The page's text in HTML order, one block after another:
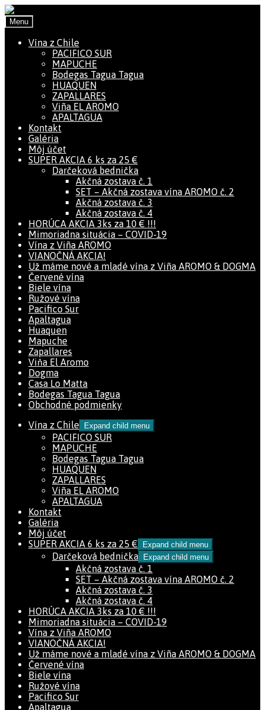
Menu
Vína z Chile
PACIFICO SUR
MAPUCHE
Bodegas Tagua Tagua
HUAQUEN
ZAPALLARES
Viña EL AROMO
APALTAGUA
Kontakt
Galéria
Môj účet
SUPER AKCIA 6 ks za 25 €
Darčeková bednička
Akčná zostava č. 1
SET – Akčná zostava vína AROMO č. 2
Akčná zostava č. 3
Akčná zostava č. 4
HORÚCA AKCIA 3ks za 10 € !!!
Mimoriadna situácia – COVID-19
Vína z Viña AROMO
VIANOČNÁ AKCIA!
Už máme nové a mladé vína z Viña AROMO & DOGMA
Červené vína
Biele vína
Ružové vína
Pacifico Sur
Apaltagua
Huaquen
Mapuche
Zapallares
Viňa El Aromo
Dogma
Casa Lo Matta
Bodegas Tagua Tagua
Obchodné podmienky
Vína z Chile
Expand child menu
PACIFICO SUR
MAPUCHE
Bodegas Tagua Tagua
HUAQUEN
ZAPALLARES
Viña EL AROMO
APALTAGUA
Kontakt
Galéria
Môj účet
SUPER AKCIA 6 ks za 25 €
Expand child menu
Darčeková bednička Expand child menu
Akčná zostava č. 1
SET – Akčná zostava vína AROMO č. 2
Akčná zostava č. 3
Akčná zostava č. 4
HORÚCA AKCIA 3ks za 10 € !!!
Mimoriadna situácia – COVID-19
Vína z Viña AROMO
VIANOČNÁ AKCIA!
Už máme nové a mladé vína z Viña AROMO & DOGMA
Červené vína
Biele vína
Ružové vína
Pacifico Sur
Apaltagua